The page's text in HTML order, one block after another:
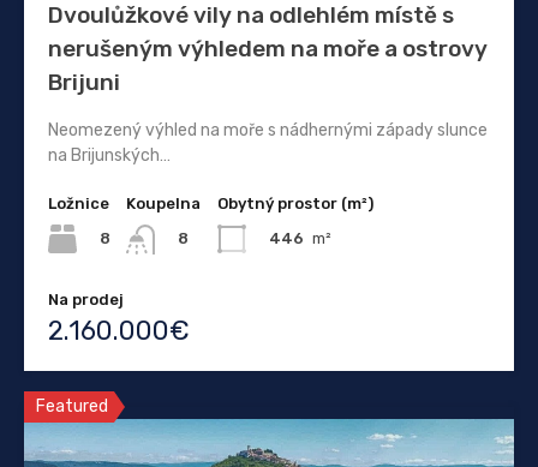
Dvoulůžkové vily na odlehlém místě s
nerušeným výhledem na moře a ostrovy
Brijuni
Neomezený výhled na moře s nádhernými západy slunce
na Brijunských…
Ložnice
8
Koupelna
8
Obytný prostor (m²)
446 m²
Na prodej
2.160.000€
Featured